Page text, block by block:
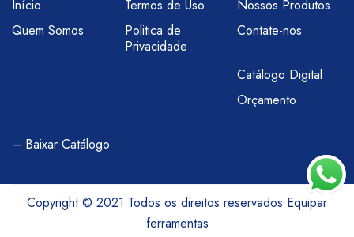
Início
Quem Somos
Termos de Uso
Politica de
Privacidade
Nossos Produtos
Contate-nos
Catálogo Digital
Orçamento
– Baixar Catálogo
Copyright © 2021 Todos os direitos reservados Equipar
ferramentas